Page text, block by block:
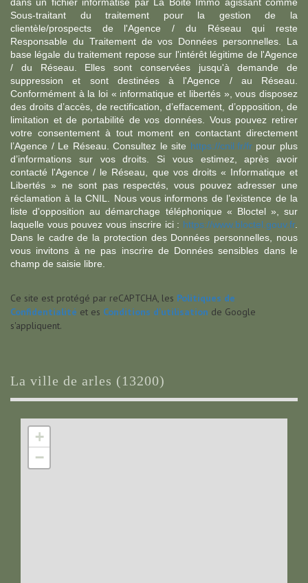
Sous-traitant du traitement pour la gestion de la
clientèle/prospects de l'Agence / du Réseau qui reste
Responsable du Traitement de vos Données personnelles. La
base légale du traitement repose sur l'intérêt légitime de l'Agence
/ du Réseau. Elles sont conservées jusqu'à demande de
suppression et sont destinées à l'Agence / au Réseau.
Conformément à la loi « informatique et libertés », vous disposez
des droits d’accès, de rectification, d’effacement, d’opposition, de
limitation et de portabilité de vos données. Vous pouvez retirer
votre consentement à tout moment en contactant directement
l’Agence / Le Réseau. Consultez le site https://cnil.fr/frpour plus
d’informations sur vos droits. Si vous estimez, après avoir
contacté l'Agence / le Réseau, que vos droits « Informatique et
Libertés » ne sont pas respectés, vous pouvez adresser une
réclamation à la CNIL. Nous vous informons de l’existence de la
liste d'opposition au démarchage téléphonique « Bloctel », sur
laquelle vous pouvez vous inscrire ici : https://www.bloctel.gouv.fr.
Dans le cadre de la protection des Données personnelles, nous
vous invitons à ne pas inscrire de Données sensibles dans le
champ de saisie libre.
Ce site est protégé par reCAPTCHA, les Politiques de
Confidentialité et es Conditions d'utilisation de Google
s'appliquent.
la ville de arles (13200)
+
−